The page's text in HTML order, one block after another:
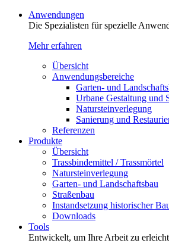
Anwendungen
Die Spezialisten für spezielle
Mehr erfahren
Übersicht
Anwendungsbereiche
Garten- und
Urbane Gestaltung und
Natursteinverlegung
Sanierung und
Referenzen
Produkte
Übersicht
Trassbindemittel / Trassmörtel
Natursteinverlegung
Garten- und Landschaftsbau
Straßenbau
Instandsetzung historischer
Downloads
Tools
Entwickelt, um Ihre Arbeit zu